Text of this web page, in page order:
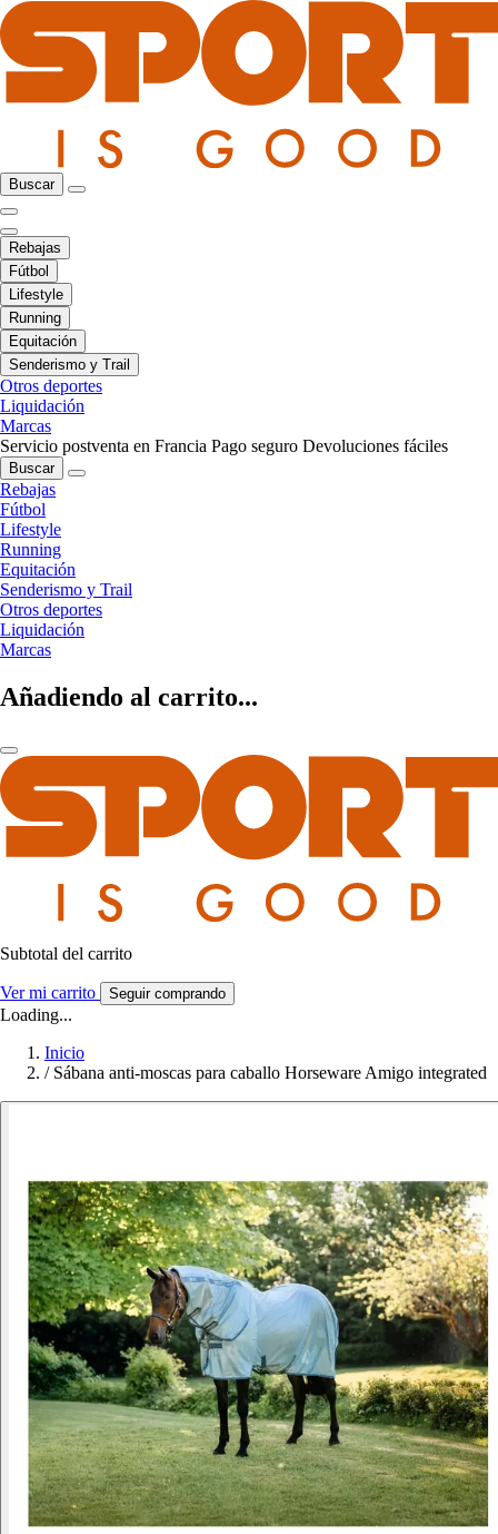
Buscar
Rebajas
Fútbol
Lifestyle
Running
Equitación
Senderismo y Trail
Otros deportes
Liquidación
Marcas
Servicio postventa en Francia Pago seguro Devoluciones fáciles
Buscar
Rebajas
Fútbol
Lifestyle
Running
Equitación
Senderismo y Trail
Otros deportes
Liquidación
Marcas
Añadiendo al carrito...
Subtotal del carrito
Ver mi carrito Seguir comprando
Loading...
Inicio
/ Sábana anti-moscas para caballo Horseware Amigo integrated